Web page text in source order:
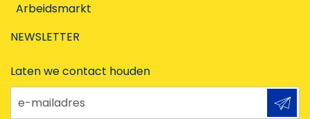
Arbeidsmarkt
NEWSLETTER
Laten we contact houden
e-mailadres